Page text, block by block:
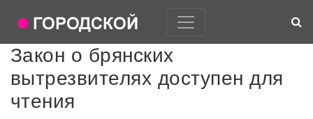
Закон о брянских
вытрезвителях доступен для
чтения